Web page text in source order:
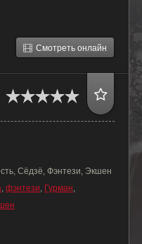
Смотреть онлайн
Сёдзё, Фэнтези, Экшен
, фэнтези, Гурман,